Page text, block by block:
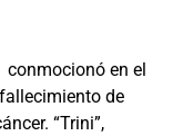
conmocionó en el
de
“Trini”,